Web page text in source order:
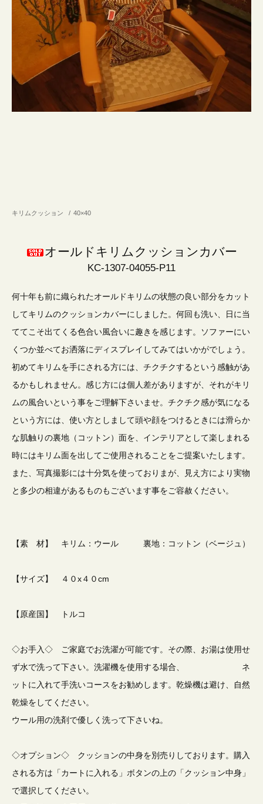
キリムクッション / 40×40
オールドキリムクッションカバー
KC-1307-04055-P11
何十年も前に織られたオールドキリムの状態の良い部分をカット
してキリムのクッションカバーにしました。何回も洗い、日に当
ててこそ出てくる色合い風合いに趣きを感じます。ソファーにい
くつか並べてお洒落にディスプレイしてみてはいかがでしょう。
初めてキリムを手にされる方には、チクチクするという感触があ
るかもしれません。感じ方には個人差がありますが、それがキリ
ムの風合いという事をご理解下さいませ。チクチク感が気になる
という方には、使い方としまして頭や顔をつけるときには滑らか
な肌触りの裏地（コットン）面を、インテリアとして楽しまれる
時にはキリム面を出してご使用されることをご提案いたします。
また、写真撮影には十分気を使っておりまが、見え方により実物
と多少の相違があるものもございます事をご容赦ください。
【素 材】 キリム：ウール 裏地：コットン（ベージュ）
【サイズ】 ４０x４０cm
【原産国】 トルコ
◇お手入◇ ご家庭でお洗濯が可能です。その際、お湯は使用せ
ず水で洗って下さい。洗濯機を使用する場合、 ネ
ットに入れて手洗いコースをお勧めします。乾燥機は避け、自然
乾燥をしてください。
ウール用の洗剤で優しく洗って下さいね。
◇オプション◇ クッションの中身を別売りしております。購入
される方は「カートに入れる」ボタンの上の「クッション中身」
で選択してください。